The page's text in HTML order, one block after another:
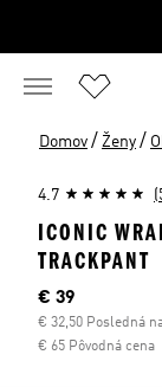
Domov / Ženy /
4.7
ICONIC
TRACKPANT
Aktuálna cena
€ 39
€ 32,50 Posledná
€ 65 Pôvodná cena